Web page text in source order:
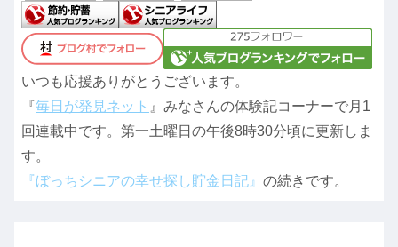
いつも応援ありがとうございます。
『毎日が発見ネット 』みなさんの体験記コーナーで月1
回連載中です。第一土曜日の午後8時30分頃に更新しま
す。
『ぼっちシニアの幸せ探し貯金日記』 の続きです。